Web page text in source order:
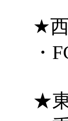
★
・
★